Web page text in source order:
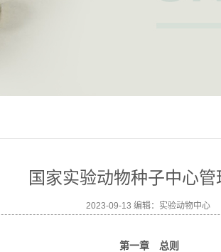
国家实验动物种子中心管
2023-09-13 编辑：实验动物中心
第一章 总则